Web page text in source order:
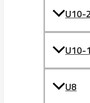
U10-2
U10-1
U8